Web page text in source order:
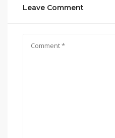
Leave Comment